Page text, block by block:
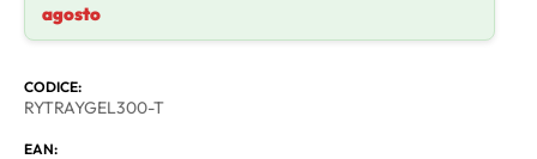
agosto
CODICE:
RYTRAYGEL300-T
EAN: